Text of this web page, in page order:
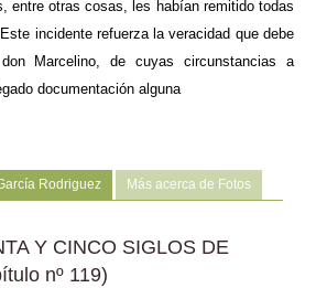
entre otras cosas, les habían remitido todas
incidente refuerza la veracidad que debe
Marcelino, de cuyas circunstancias a
documentación alguna
Rodriguez Más acerca de Fotos
Y CINCO SIGLOS DE
nº 119)